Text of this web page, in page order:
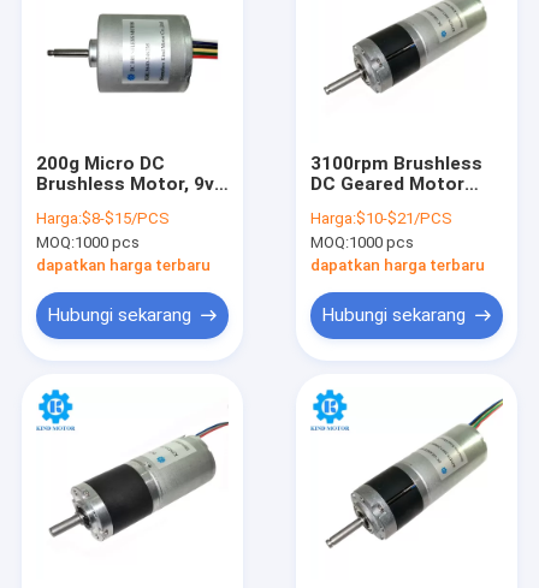
Produk
Tentang kami
Tur Pabrik
200g Micro DC
Brushless Motor, 9v
Bldc Motor
Harga:$8-$15/PCS
MOQ:1000 pcs
dapatkan harga terbaru
Hubungi sekarang
3100rpm Brushless
DC Geared Motor
24v 6.1W
Harga:$10-$21/PCS
MOQ:1000 pcs
dapatkan harga terbaru
Hubungi sekarang